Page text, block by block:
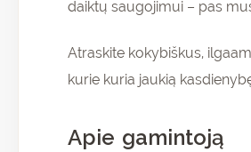
daiktų saugojimui – pas
Atraskite kokybiškus,
kurie kuria jaukią
Apie gamintoją